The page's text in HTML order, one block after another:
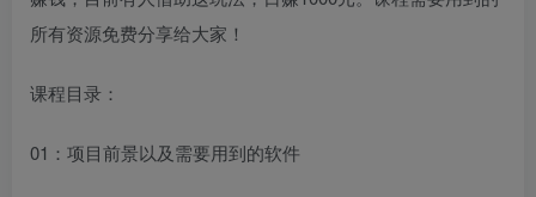
所有资源免费分享给大家！
课程目录：
01：项目前景以及需要用到的软件